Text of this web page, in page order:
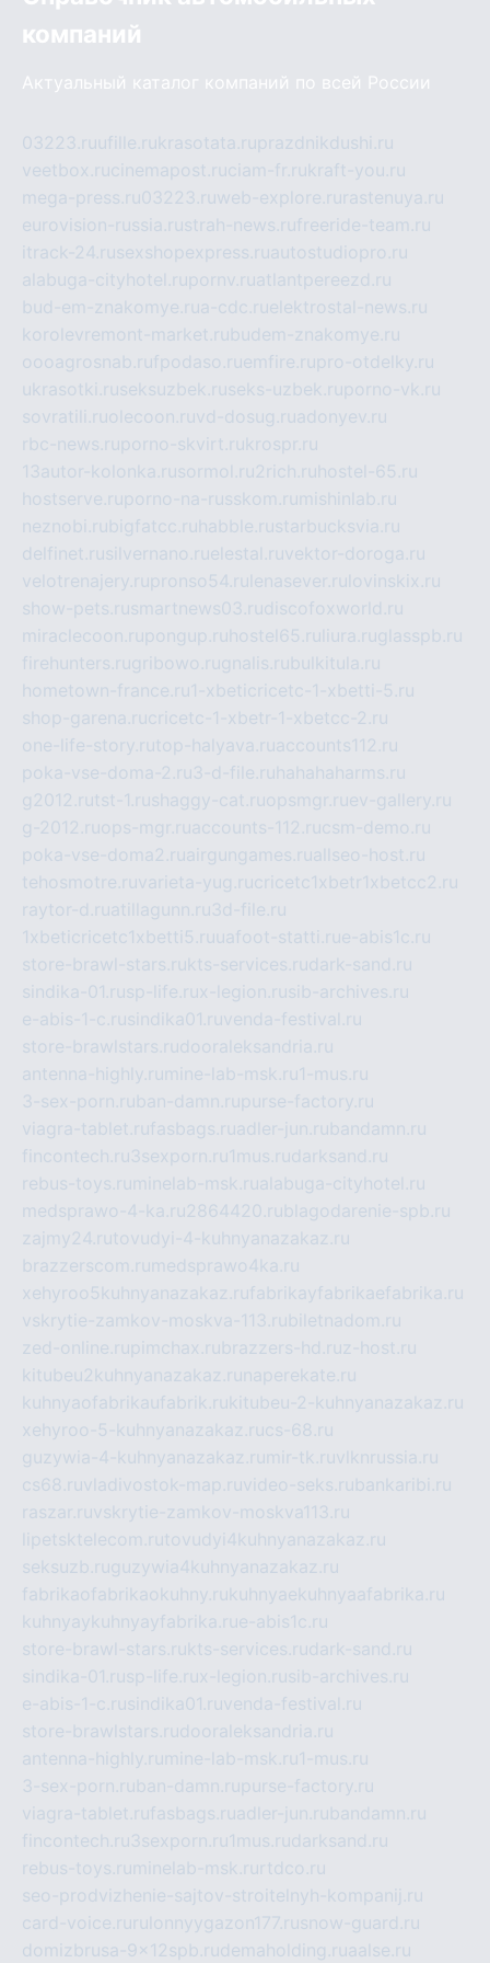
компаний
Актуальный каталог компаний по всей России
03223.ruufille.rukrasotata.ruprazdnikdushi.ru
veetbox.rucinemapost.ruciam-fr.rukraft-you.ru
mega-press.ru03223.ruweb-explore.ru rastenuya.ru
eurovision-russia.rustrah-news.rufreeride-team.ru
itrack-24.rusexshopexpress.ruautostudiopro.ru
alabuga-cityhotel.rupornv.ruatlantpereezd.ru
bud-em-znakomye.rua-cdc.ruelektrostal-news.ru
korolevremont-market.rubudem-znakomye.ru
oooagrosnab.rufpodaso.ruemfire.rupro-otdelky.ru
ukrasotki.ruseksuzbek.ruseks-uzbek.ruporno-vk.ru
sovratili.ruolecoon.ruvd-dosug.ruadonyev.ru
rbc-news.ruporno-skvirt.rukrospr.ru
13autor-kolonka.rusormol.ru2rich.ru hostel-65.ru
hostserve.ruporno-na-russkom.ru mishinlab.ru
neznobi.rubigfatcc.ru habble.rustarbucksvia.ru
delfinet.rusilvernano.ruelestal.ruvektor-doroga.ru
velotrenajery.rupronso54.ru lenasever.ru lovinskix.ru
show-pets.rusmartnews03.rudiscofoxworld.ru
miraclecoon.rupongup.ru hostel65.ru liura.ruglasspb.ru
firehunters.rugribowo.rugnalis.rubulkitula.ru
hometown-france.ru1-xbeticricetc-1-xbetti-5.ru
shop-garena.rucricetc-1-xbetr-1-xbetcc-2.ru
one-life-story.rutop-halyava.ruaccounts112.ru
poka-vse-doma-2.ru3-d-file.ru hahahaharms.ru
g2012.rutst-1.rushaggy-cat.ruopsmgr.ruev-gallery.ru
g-2012.ruops-mgr.ruaccounts-112.rucsm-demo.ru
poka-vse-doma2.ruairgungames.ruallseo-host.ru
tehosmotre.ruvarieta-yug.rucricetc1xbetr1xbetcc2.ru
raytor-d.ruatillagunn.ru3d-file.ru
1xbeticricetc1xbetti5.ruuafoot-statti.rue-abis1c.ru
store-brawl-stars.rukts-services.rudark-sand.ru
sindika-01.rusp-life.rux-legion.rusib-archives.ru
e-abis-1-c.rusindika01.ruvenda-festival.ru
store-brawlstars.rudooraleksandria.ru
antenna-highly.ru mine-lab-msk.ru1-mus.ru
3-sex-porn.ruban-damn.rupurse-factory.ru
viagra-tablet.rufasbags.ruadler-jun.rubandamn.ru
fincontech.ru3sexporn.ru1mus.rudarksand.ru
rebus-toys.ru minelab-msk.rualabuga-cityhotel.ru
medsprawo-4-ka.ru2864420.rublagodarenie-spb.ru
zajmy24.rutovudyi-4-kuhnyanazakaz.ru
brazzerscom.ru medsprawo4ka.ru
xehyroo5kuhnyanazakaz.rufabrikayfabrikaefabrika.ru
vskrytie-zamkov-moskva-113.rubiletnadom.ru
zed-online.rupimchax.rubrazzers-hd.ruz-host.ru
kitubeu2kuhnyanazakaz.ru naperekate.ru
kuhnyaofabrikaufabrik.rukitubeu-2-kuhnyanazakaz.ru
xehyroo-5-kuhnyanazakaz.rucs-68.ru
guzywia-4-kuhnyanazakaz.ru mir-tk.ruvlknrussia.ru
cs68.ruvladivostok-map.ruvideo-seks.rubankaribi.ru
raszar.ruvskrytie-zamkov-moskva113.ru
lipetsktelecom.rutovudyi4kuhnyanazakaz.ru
seksuzb.ruguzywia4kuhnyanazakaz.ru
fabrikaofabrikaokuhny.rukuhnyaekuhnyaafabrika.ru
kuhnyaykuhnyayfabrika.rue-abis1c.ru
store-brawl-stars.rukts-services.rudark-sand.ru
sindika-01.rusp-life.rux-legion.rusib-archives.ru
e-abis-1-c.rusindika01.ruvenda-festival.ru
store-brawlstars.rudooraleksandria.ru
antenna-highly.ru mine-lab-msk.ru1-mus.ru
3-sex-porn.ruban-damn.rupurse-factory.ru
viagra-tablet.rufasbags.ruadler-jun.rubandamn.ru
fincontech.ru3sexporn.ru1mus.rudarksand.ru
rebus-toys.ru minelab-msk.ru rtdco.ru
seo-prodvizhenie-sajtov-stroitelnyh-kompanij.ru
card-voice.ru rulonnyygazon177.rusnow-guard.ru
domizbrusa-9x12spb.rudemaholding.ruaalse.ru